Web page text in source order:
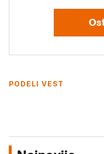
PODELI VEST